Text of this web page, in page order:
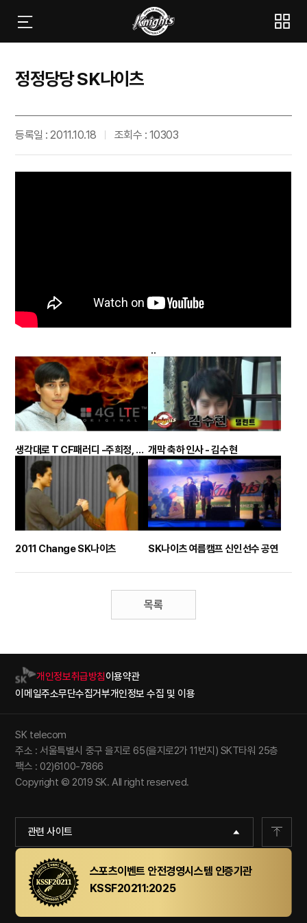
정정당당 SK나이츠
등록일 : 2011.10.18 조회수 : 10303
..
생각대로 T CF패러디 -주희정, 치어리더 편 개막 축하 인사 - 김수현
2011 Change SK나이츠 SK나이츠 여름캠프 신인선수 공연
목록
개인정보취급방침이용약관
이메일주소무단수집거부개인정보 수집 및 이용
관련 사이트
SK telecom
주소 : 서울특별시 중구 을지로 65(을지로2가 11번지) SKT타워 25층
팩스 : 02)6100-7866
Copyright © 2019 SK. All right reserved.
스포츠이벤트 안전경영시스템 인증기관
KSSF20211:2025